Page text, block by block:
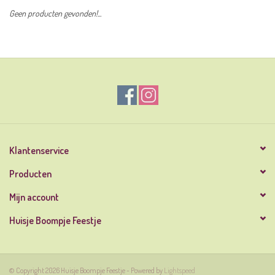
Geen producten gevonden!...
Klantenservice
Producten
Mijn account
Huisje Boompje Feestje
© Copyright 2026 Huisje Boompje Feestje - Powered by Lightspeed